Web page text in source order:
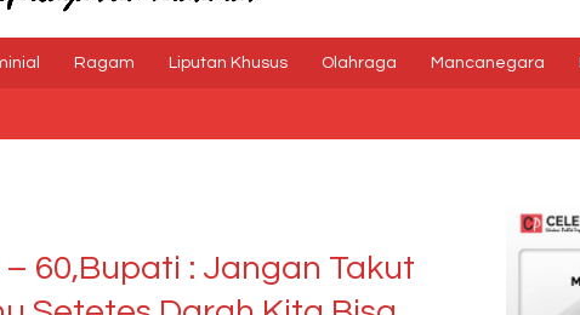
Ragam Liputan Khusus Olahraga Mancanegara
60,Bupati : Jangan Takut